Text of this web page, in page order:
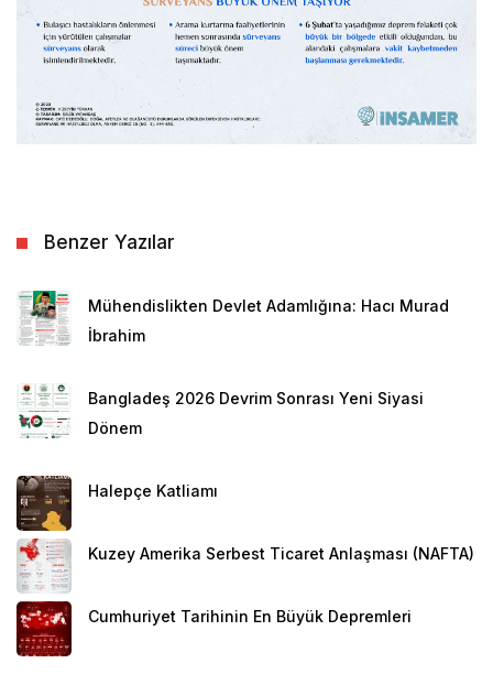
Benzer Yazılar
Mühendislikten Devlet Adamlığına: Hacı Murad
İbrahim
Bangladeş 2026 Devrim Sonrası Yeni Siyasi
Dönem
Halepçe Katliamı
Kuzey Amerika Serbest Ticaret Anlaşması (NAFTA)
Cumhuriyet Tarihinin En Büyük Depremleri